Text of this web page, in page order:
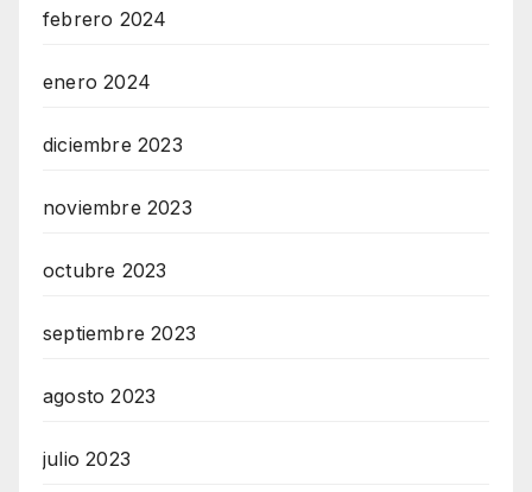
febrero 2024
enero 2024
diciembre 2023
noviembre 2023
octubre 2023
septiembre 2023
agosto 2023
julio 2023